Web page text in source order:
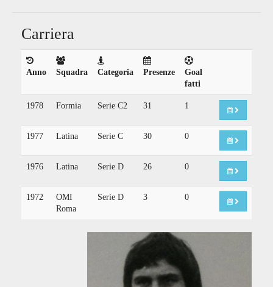
Carriera
Anno Squadra Categoria Presenze
Goal
fatti
1978 Formia Serie C2 31 1
1977 Latina Serie C 30 0
1976 Latina Serie D 26 0
1972
OMI
Roma
Serie D 3 0